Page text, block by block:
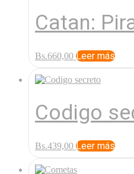
Catan:
Bs.660,00 Leer más
Codigo
Bs.439,00 Leer más